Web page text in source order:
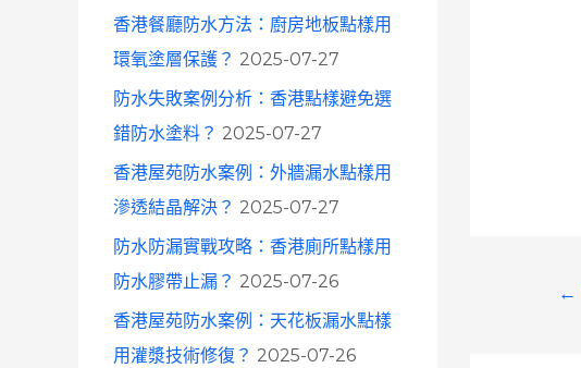
香港餐廳防水方法：廚房地板點樣用
環氧塗層保護？ 2025-07-27
防水失敗案例分析：香港點樣避免選
錯防水塗料？ 2025-07-27
香港屋苑防水案例：外牆漏水點樣用
滲透結晶解決？ 2025-07-27
防水防漏實戰攻略：香港廁所點樣用
防水膠帶止漏？ 2025-07-26
香港屋苑防水案例：天花板漏水點樣
用灌漿技術修復？ 2025-07-26
←